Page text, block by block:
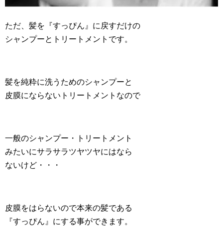
ただ、髪を『すっぴん』に戻すだけの
シャンプーとトリートメントです。
髪を純粋に洗うためのシャンプーと
皮膜にならないトリートメントなので
一般のシャンプー・トリートメント
みたいにサラサラツヤツヤにはなら
ないけど・・・
皮膜をはらないので本来の髪である
『すっぴん』にする事ができます。